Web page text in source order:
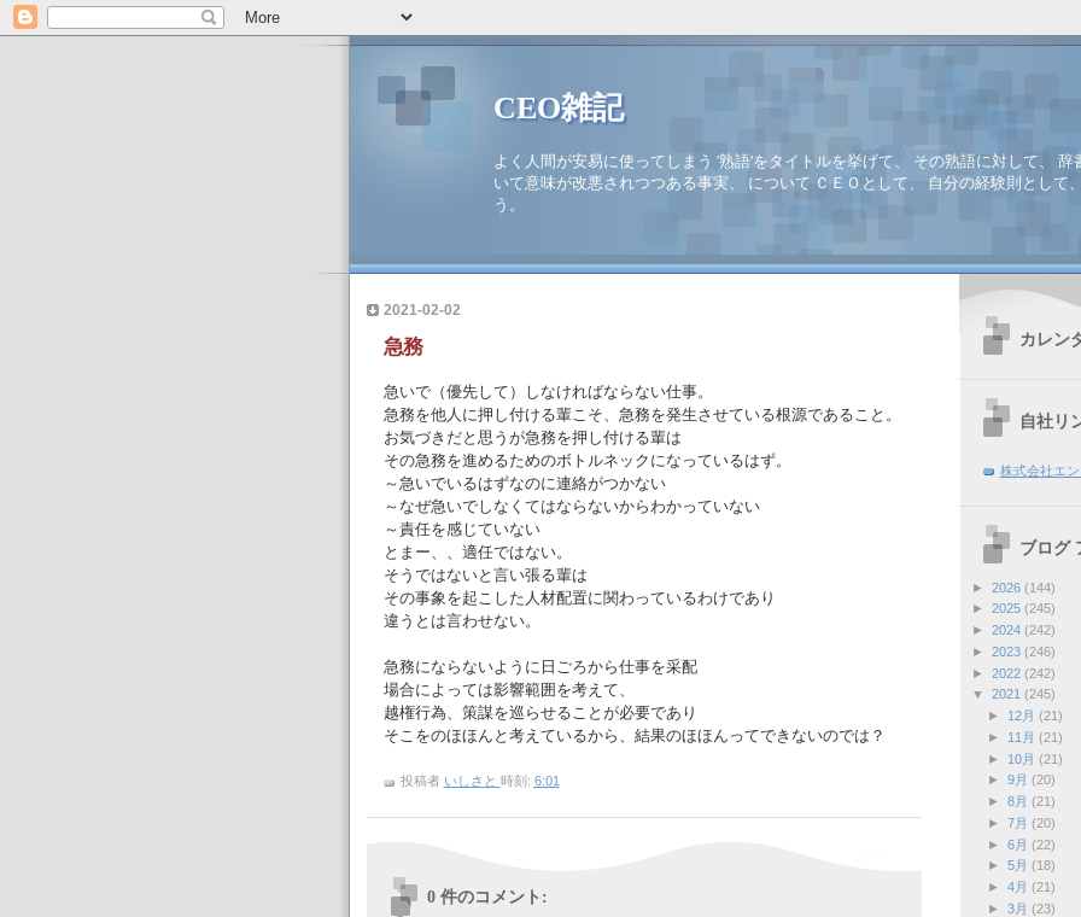
CEO雑記
よく人間が安易に使ってしまう '熟語'をタイトルを挙げて、 その熟語に対して、 辞
いて意味が改悪されつつある事実、 について ＣＥＯとして、 自分の経験則として
う。
2021-02-02
急務
急いで（優先して）しなければならない仕事。
急務を他人に押し付ける輩こそ、急務を発生させている根源であること。
お気づきだと思うが急務を押し付ける輩は
その急務を進めるためのボトルネックになっているはず。
～急いでいるはずなのに連絡がつかない
～なぜ急いでしなくてはならないからわかっていない
～責任を感じていない
とまー、、適任ではない。
そうではないと言い張る輩は
その事象を起こした人材配置に関わっているわけであり
違うとは言わせない。
急務にならないように日ごろから仕事を采配
場合によっては影響範囲を考えて、
越権行為、策謀を巡らせることが必要であり
そこをのほほんと考えているから、結果のほほんってできないのでは？
投稿者 いしさと 時刻: 6:01
0 件のコメント:
カレン
自社リ
株式会社エン
ブログ
► 2026 (144)
► 2025 (245)
► 2024 (242)
► 2023 (246)
► 2022 (242)
▼ 2021 (245)
►
12月 (21)
►
11月 (21)
►
10月 (21)
► 9月 (20)
► 8月 (21)
► 7月 (20)
► 6月 (22)
► 5月 (18)
► 4月 (21)
► 3月 (23)